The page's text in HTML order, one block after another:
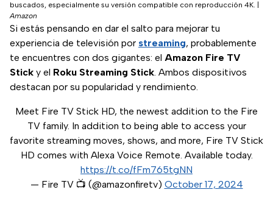
buscados, especialmente su versión compatible con reproducción 4K.
Amazon
Si estás pensando en dar el salto para mejorar tu
experiencia de televisión por streaming, probablemente
te encuentres con dos gigantes: el Amazon Fire TV
Stick y el Roku Streaming Stick. Ambos dispositivos
destacan por su popularidad y rendimiento.
Meet Fire TV Stick HD, the newest addition to the Fire
TV family. In addition to being able to access your
favorite streaming moves, shows, and more, Fire TV Stick
HD comes with Alexa Voice Remote. Available today.
https://t.co/fFm765tgNN
— Fire TV 📺 (@amazonfiretv) October 17, 2024